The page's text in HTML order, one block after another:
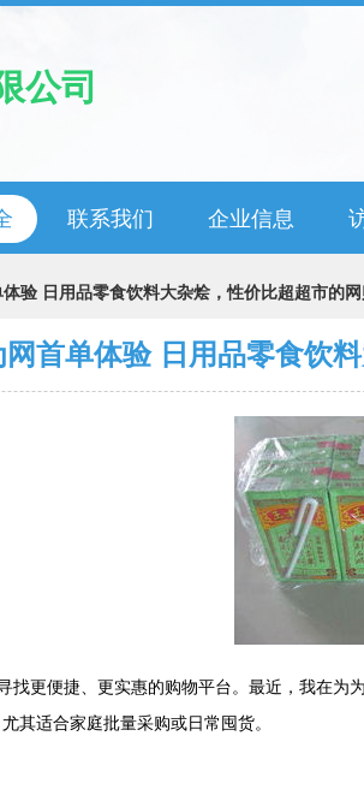
公司
联系我们 企业信息
验 日用品零食饮料大杂烩，性价比超超市的
网首单体验 日用品零食饮
找更便捷、更实惠的购物平台。最近，我在为
其适合家庭批量采购或日常囤货。